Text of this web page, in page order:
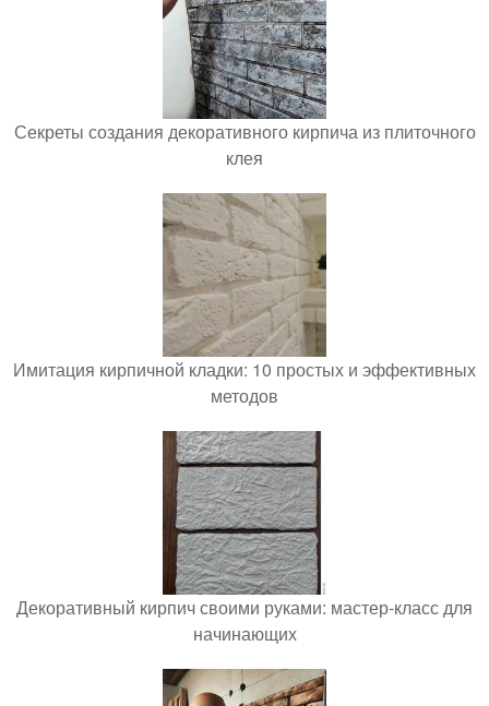
Секреты создания декоративного кирпича из плиточного
клея
Имитация кирпичной кладки: 10 простых и эффективных
методов
Декоративный кирпич своими руками: мастер-класс для
начинающих